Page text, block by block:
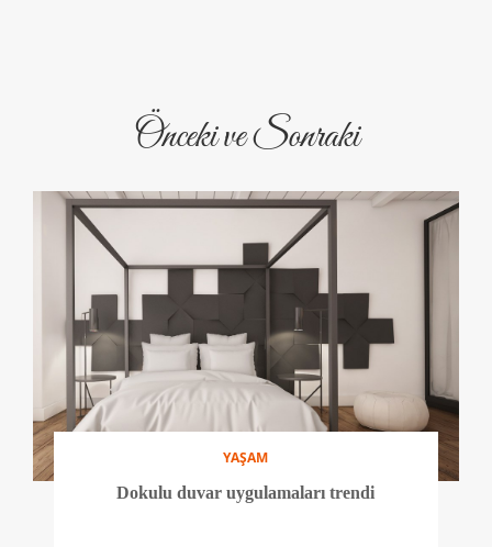
Önceki ve Sonraki
YAŞAM
Dokulu duvar uygulamaları trendi